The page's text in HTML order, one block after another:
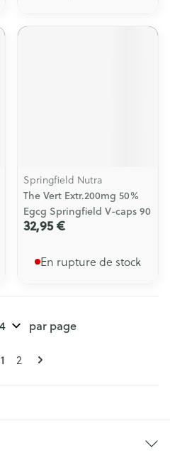
Springfield Nutra
The Vert Extr.200mg 50%
Egcg Springfield V-caps 90
32,95 €
En rupture de stock
Pages
Vous lisez actuellement la page
1 Page
2
par page